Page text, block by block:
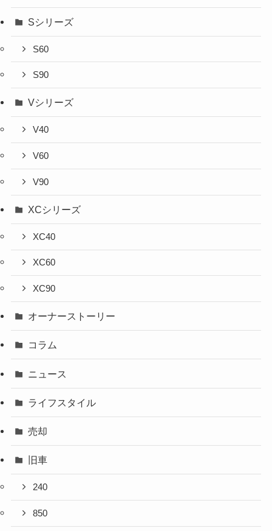
Sシリーズ
S60
S90
Vシリーズ
V40
V60
V90
XCシリーズ
XC40
XC60
XC90
オーナーストーリー
コラム
ニュース
ライフスタイル
売却
旧車
240
850